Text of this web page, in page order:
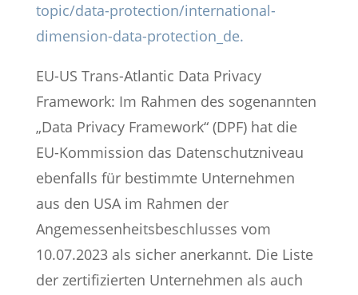
topic/data-protection/international-
dimension-data-protection_de.
EU-US Trans-Atlantic Data Privacy
Framework: Im Rahmen des sogenannten
„Data Privacy Framework“ (DPF) hat die
EU-Kommission das Datenschutzniveau
ebenfalls für bestimmte Unternehmen
aus den USA im Rahmen der
Angemessenheitsbeschlusses vom
10.07.2023 als sicher anerkannt. Die Liste
der zertifizierten Unternehmen als auch